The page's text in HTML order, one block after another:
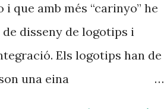
que amb més “carinyo” he
de disseny de logotips i
Els logotips han de
una eina